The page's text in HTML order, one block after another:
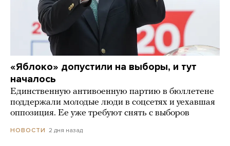
«Яблоко» допустили на выборы, и тут
началось
Единственную антивоенную партию в бюллетене
поддержали молодые люди в соцсетях и уехавшая
оппозиция. Ее уже требуют снять с выборов
НОВОСТИ 2 дня назад